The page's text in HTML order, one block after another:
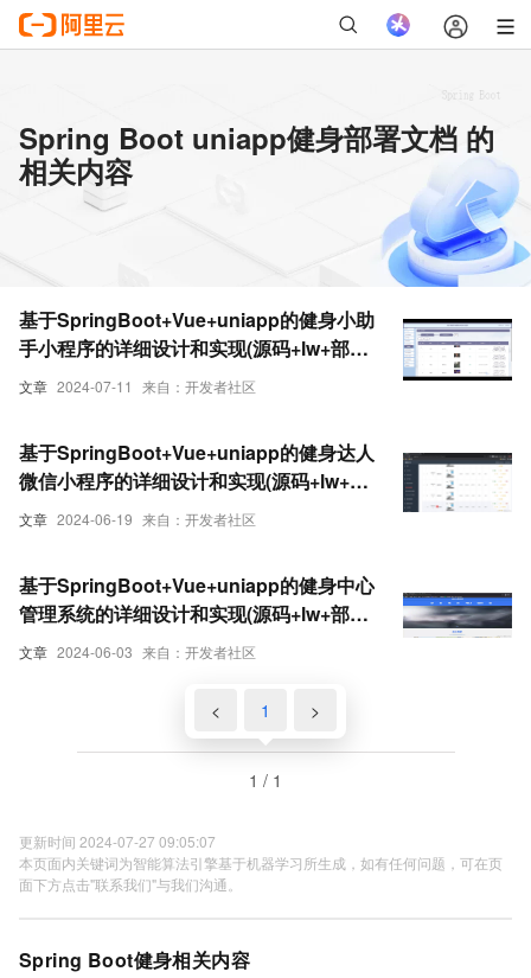
Spring Boot uniapp健身部署文档 的
相关内容
文章 2024-07-11 来自：开发者社区
基于SpringBoot+Vue+uniapp的健身小助
手小程序的详细设计和实现(源码+lw+部署
文档+讲解等)
文章 2024-06-19 来自：开发者社区
基于SpringBoot+Vue+uniapp的健身达人
微信小程序的详细设计和实现(源码+lw+部
署文档+讲解等)
文章 2024-06-03 来自：开发者社区
基于SpringBoot+Vue+uniapp的健身中心
管理系统的详细设计和实现(源码+lw+部署
文档+讲解等)
< 1 >
1 / 1
更新时间 2024-07-27 09:05:07
本页面内关键词为智能算法引擎基于机器学习所生成，如有任何问题，可在页
面下方点击"联系我们"与我们沟通。
Spring Boot健身相关内容